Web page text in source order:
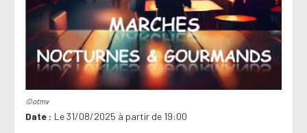
©otmv
Date
Le 31/08/2025 à partir de 19:00